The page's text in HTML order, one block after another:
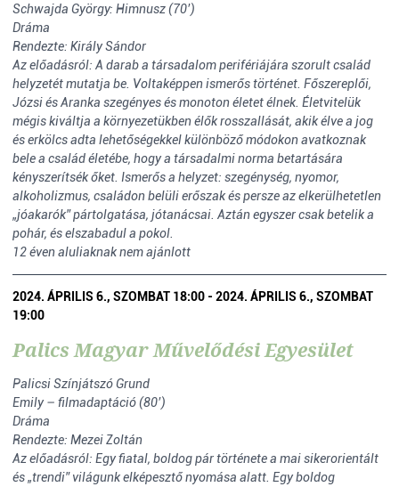
Schwajda György: Himnusz (70’)
Dráma
Rendezte: Király Sándor
Az előadásról: A darab a társadalom perifériájára szorult család
helyzetét mutatja be. Voltaképpen ismerős történet. Főszereplői,
Józsi és Aranka szegényes és monoton életet élnek. Életvitelük
mégis kiváltja a környezetükben élők rosszallását, akik élve a jog
és erkölcs adta lehetőségekkel különböző módokon avatkoznak
bele a család életébe, hogy a társadalmi norma betartására
kényszerítsék őket. Ismerős a helyzet: szegénység, nyomor,
alkoholizmus, családon belüli erőszak és persze az elkerülhetetlen
„jóakarók” pártolgatása, jótanácsai. Aztán egyszer csak betelik a
pohár, és elszabadul a pokol.
12 éven aluliaknak nem ajánlott
2024. ÁPRILIS 6., SZOMBAT 18:00 - 2024. ÁPRILIS 6., SZOMBAT
19:00
Palics Magyar Művelődési Egyesület
Palicsi Színjátszó Grund
Emily – filmadaptáció (80’)
Dráma
Rendezte: Mezei Zoltán
Az előadásról: Egy fiatal, boldog pár története a mai sikerorientált
és „trendi” világunk elképesztő nyomása alatt. Egy boldog